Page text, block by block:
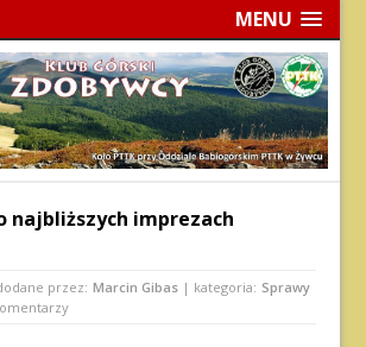
MENU
najbliższych imprezach
przez: Marcin Gibas | kategoria: Sprawy